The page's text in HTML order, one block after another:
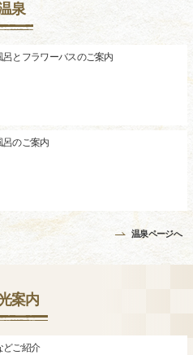
泉
呂とフラワーバスのご案内
呂のご案内
温泉ページへ
案内
どご紹介